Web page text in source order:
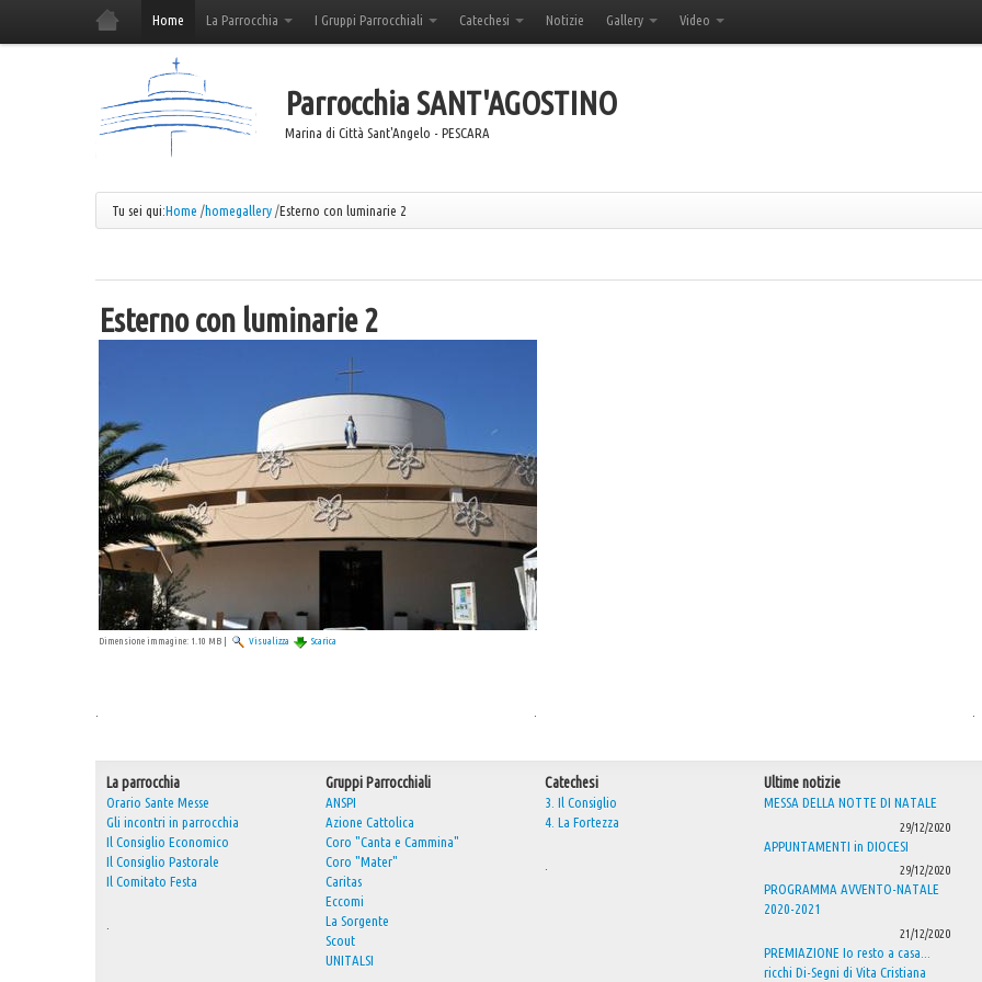
Home La Parrocchia I Gruppi Parrocchiali Catechesi Notizie Gallery Video
Parrocchia SANT'AGOSTINO
Marina di Città Sant'Angelo - PESCARA
Tu sei qui:Home /homegallery /Esterno con luminarie 2
Esterno con luminarie 2
Dimensione immagine: 1.10 MB | Visualizza Scarica
La parrocchia
Orario Sante Messe
Gli incontri in parrocchia
Il Consiglio Economico
Il Consiglio Pastorale
Il Comitato Festa
Gruppi Parrocchiali
ANSPI
Azione Cattolica
Coro "Canta e Cammina"
Coro "Mater"
Caritas
Eccomi
La Sorgente
Scout
UNITALSI
Catechesi
3. Il Consiglio
4. La Fortezza
Ultime notizie
MESSA DELLA NOTTE DI NATALE
29/12/2020
APPUNTAMENTI in DIOCESI
29/12/2020
PROGRAMMA AVVENTO-NATALE
2020-2021
21/12/2020
PREMIAZIONE Io resto a casa...
ricchi Di-Segni di Vita Cristiana